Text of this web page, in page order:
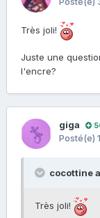
Très joli!
Juste une
l'encre?
giga
Posté(e)
cocottine
Très joli!